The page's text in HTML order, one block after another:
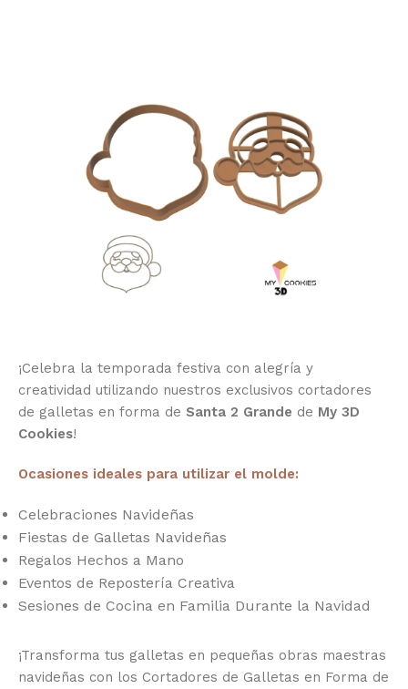
¡Celebra la temporada festiva con alegría y
creatividad utilizando nuestros exclusivos cortadores
de galletas en forma de Santa 2 Grande de My 3D
Cookies!
Ocasiones ideales para utilizar el molde:
Celebraciones Navideñas
Fiestas de Galletas Navideñas
Regalos Hechos a Mano
Eventos de Repostería Creativa
Sesiones de Cocina en Familia Durante la Navidad
¡Transforma tus galletas en pequeñas obras maestras
navideñas con los Cortadores de Galletas en Forma de